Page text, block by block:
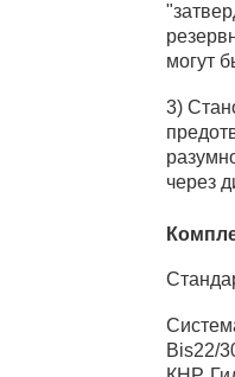
могут
3)
через
Bis22/